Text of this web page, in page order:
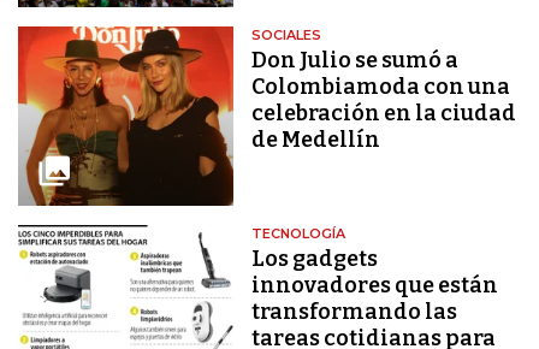
SOCIALES
Don Julio se sumó a
Colombiamoda con una
celebración en la ciudad
de Medellín
TECNOLOGÍA
Los gadgets
innovadores que están
transformando las
tareas cotidianas para